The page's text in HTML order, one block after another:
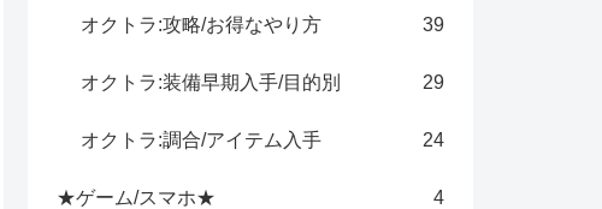
オクトラ:攻略/お得なやり方 39
オクトラ:装備早期入手/目的別 29
オクトラ:調合/アイテム入手 24
★ゲーム/スマホ★ 4